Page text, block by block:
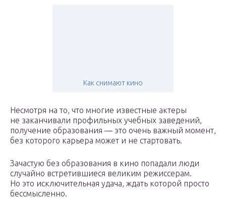
Как снимают кино
Несмотря на то, что многие известные актеры
не заканчивали профильных учебных заведений,
получение образования — это очень важный момент,
без которого карьера может и не стартовать.
Зачастую без образования в кино попадали люди
случайно встретившиеся великим режиссерам.
Но это исключительная удача, ждать которой просто
бессмысленно.